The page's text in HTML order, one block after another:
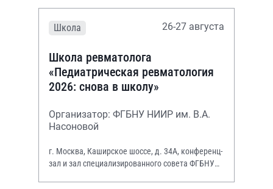
Школа 26-27 августа
Школа ревматолога
«Педиатрическая ревматология
2026: снова в школу»
Организатор: ФГБНУ НИИР им. В.А.
Насоновой
г. Москва, Каширское шоссе, д. 34А, конференц-
зал и зал специализированного совета ФГБНУ